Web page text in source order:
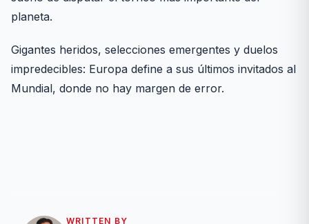
planeta.
Gigantes heridos, selecciones emergentes y duelos
impredecibles: Europa define a sus últimos invitados al
Mundial, donde no hay margen de error.
WRITTEN BY